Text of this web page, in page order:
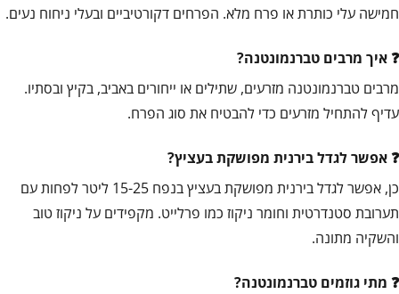
חמישה עלי כותרת או פרח מלא. הפרחים דקורטיביים ובעלי ניחוח נעים.
איך מרבים טברנמונטנה?
מרבים טברנמונטנה מזרעים, שתילים או ייחורים באביב, בקיץ ובסתיו.
עדיף להתחיל מזרעים כדי להבטיח את סוג הפרח.
אפשר לגדל בירנית מפושקת בעציץ?
כן, אפשר לגדל בירנית מפושקת בעציץ בנפח 15-25 ליטר לפחות עם
תערובת סטנדרטית וחומר ניקוז כמו פרלייט. מקפידים על ניקוז טוב
והשקיה מתונה.
מתי גוזמים טברנמונטנה?